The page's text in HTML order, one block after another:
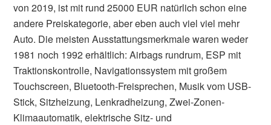
von 2019, ist mit rund 25000 EUR natürlich schon eine
andere Preiskategorie, aber eben auch viel viel mehr
Auto. Die meisten Ausstattungsmerkmale waren weder
1981 noch 1992 erhältlich: Airbags rundrum, ESP mit
Traktionskontrolle, Navigationssystem mit großem
Touchscreen, Bluetooth-Freisprechen, Musik vom USB-
Stick, Sitzheizung, Lenkradheizung, Zwei-Zonen-
Klimaautomatik, elektrische Sitz- und